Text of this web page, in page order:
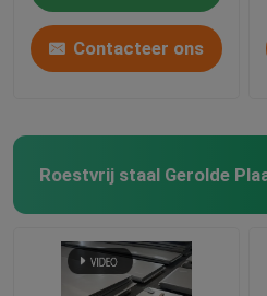
Contacteer ons
Roestvrij staal Gerolde